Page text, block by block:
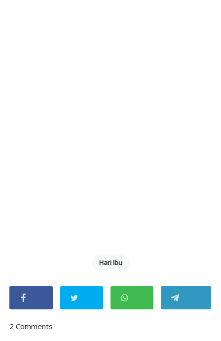
Hari Ibu
2 Comments